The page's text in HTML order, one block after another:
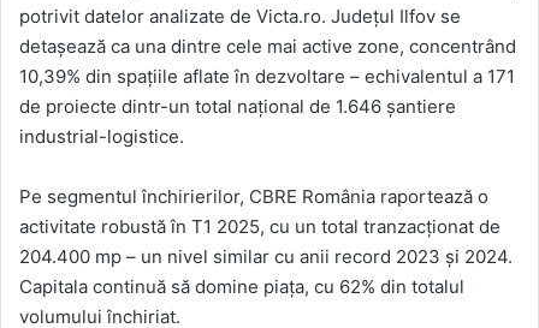
potrivit datelor analizate de Victa.ro. Județul Ilfov se
detașează ca una dintre cele mai active zone, concentrând
10,39% din spațiile aflate în dezvoltare – echivalentul a 171
de proiecte dintr-un total național de 1.646 șantiere
industrial-logistice.
Pe segmentul închirierilor, CBRE România raportează o
activitate robustă în T1 2025, cu un total tranzacționat de
204.400 mp – un nivel similar cu anii record 2023 și 2024.
Capitala continuă să domine piața, cu 62% din totalul
volumului închiriat.